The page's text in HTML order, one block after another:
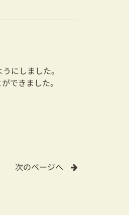
にしました。
できました。
次のページへ